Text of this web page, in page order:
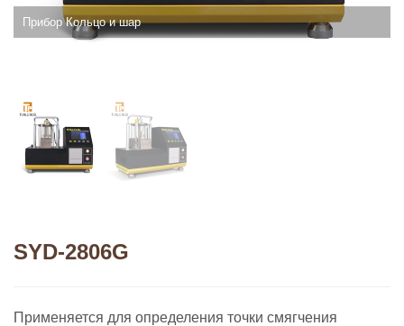
Прибор Кольцо и шар
SYD-2806G
Применяется для определения точки смягчения